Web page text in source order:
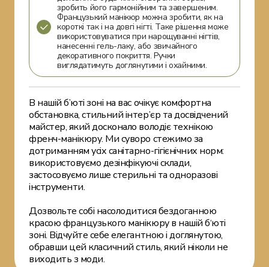
зробить його гармонійним та завершеним.
Французький манікюр можна зробити, як на
короткі так і на довгі нігті. Таке рішення може
використовуватися при нарощуванні нігтів,
нанесенні гель-лаку, або звичайного
декоративного покриття. Ручки
виглядатимуть доглянутими і охайними.
В нашій б’юті зоні на вас очікує комфортна
обстановка, стильний інтер’єр та досвідчений
майстер, який досконало володіє технікою
френч-манікюру. Ми суворо стежимо за
дотриманням усіх санітарно-гігієнічних норм:
використовуємо дезінфікуючі склади,
застосовуємо лише стерильні та одноразові
інструменти.
Дозвольте собі насолодитися бездоганною
красою французького манікюру в нашій б‘юті
зоні. Відчуйте себе елегантною і доглянутою,
обравши цей класичний стиль, який ніколи не
виходить з моди.